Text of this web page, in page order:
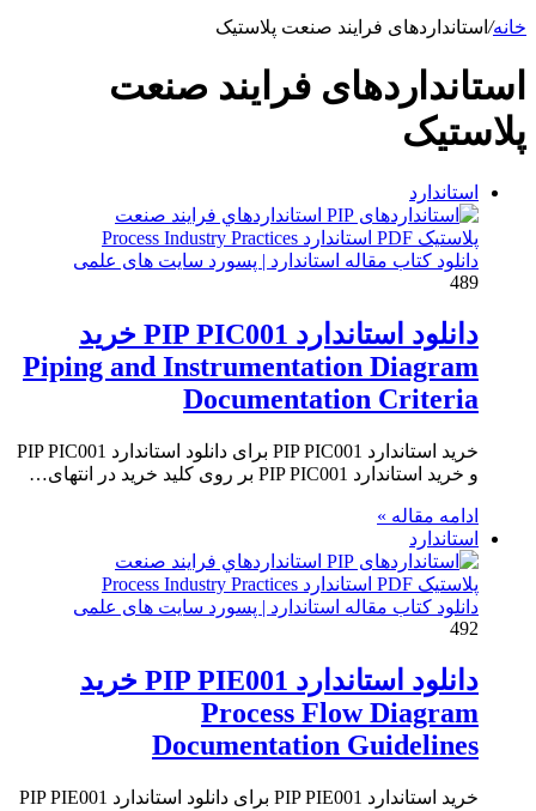
خانه/ استانداردهای فرايند صنعت پلاستيک
استانداردهای فرايند صنعت
پلاستيک
استاندارد
دانلود کتاب مقاله استاندارد | پسورد سایت های علمی
489
دانلود استاندارد PIP PIC001 خرید
Piping and Instrumentation Diagram
Documentation Criteria
خرید استاندارد PIP PIC001 برای دانلود استاندارد PIP PIC001
و خرید استاندارد PIP PIC001 بر روی کلید خرید در انتهای…
ادامه مقاله »
استاندارد
دانلود کتاب مقاله استاندارد | پسورد سایت های علمی
492
دانلود استاندارد PIP PIE001 خرید
Process Flow Diagram
Documentation Guidelines
خرید استاندارد PIP PIE001 برای دانلود استاندارد PIP PIE001